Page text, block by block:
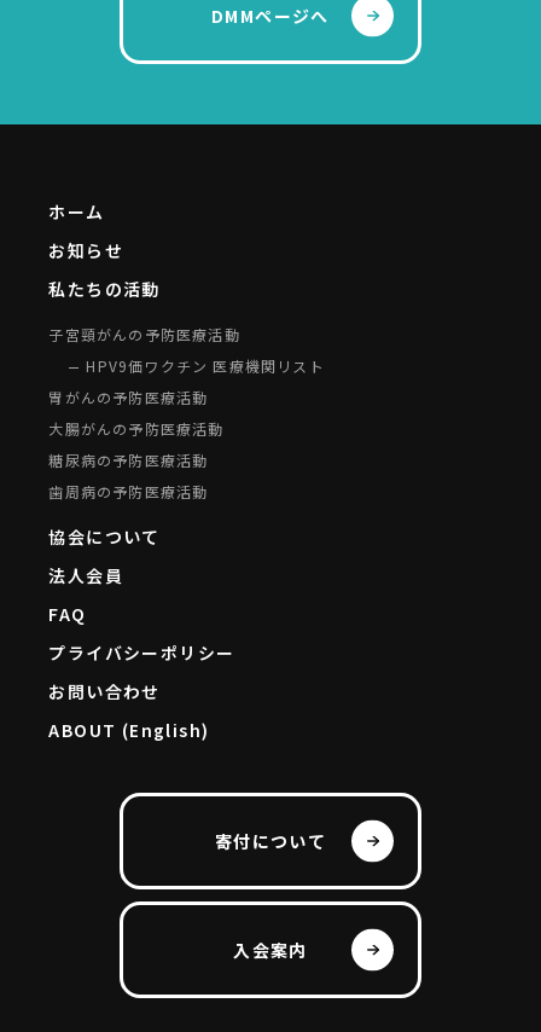
DMMページへ
ホーム
お知らせ
私たちの活動
子宮頸がんの予防医療活動
HPV9価ワクチン 医療機関リスト
胃がんの予防医療活動
大腸がんの予防医療活動
糖尿病の予防医療活動
歯周病の予防医療活動
協会について
法人会員
FAQ
プライバシーポリシー
お問い合わせ
ABOUT (English)
寄付について
入会案内